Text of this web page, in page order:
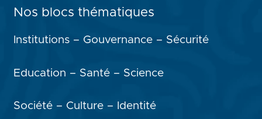
Nos blocs thématiques
Institutions – Gouvernance – Sécurité
Education – Santé – Science
Société – Culture – Identité